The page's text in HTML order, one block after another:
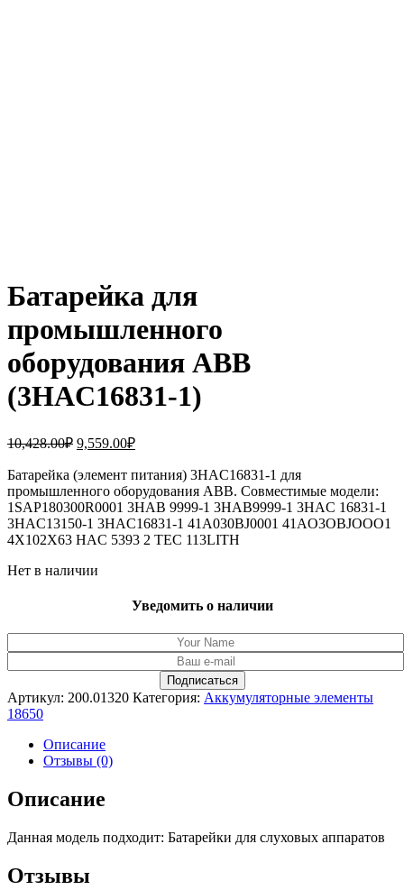
Батарейка для
промышленного
оборудования ABB
(3HAC16831-1)
10,428.00₽ Первоначальная
составляла
10,428.00₽.
9,559.00₽Текущая
9,559.00₽.
Батарейка (элемент питания) 3HAC16831-1 для
промышленного оборудования ABB. Совместимые модели:
1SAP180300R0001 3HAB 9999-1 3HAB9999-1 3HAC 16831-1
3HAC13150-1 3HAC16831-1 41A030BJ0001 41AO3OBJOOO1
4X102X63 HAC 5393 2 TEC 113LITH
Нет в наличии
Уведомить о наличии
Артикул: 200.01320 Категория: Аккумуляторные элементы
18650
Описание
Отзывы (0)
Описание
Данная модель подходит: Батарейки для слуховых аппаратов
Отзывы